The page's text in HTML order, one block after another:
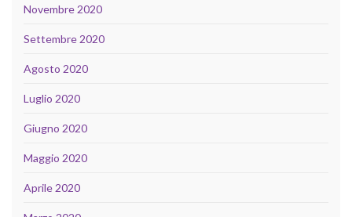
Novembre 2020
Settembre 2020
Agosto 2020
Luglio 2020
Giugno 2020
Maggio 2020
Aprile 2020